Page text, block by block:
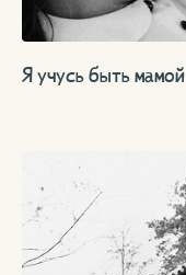
Я учусь быть мамой